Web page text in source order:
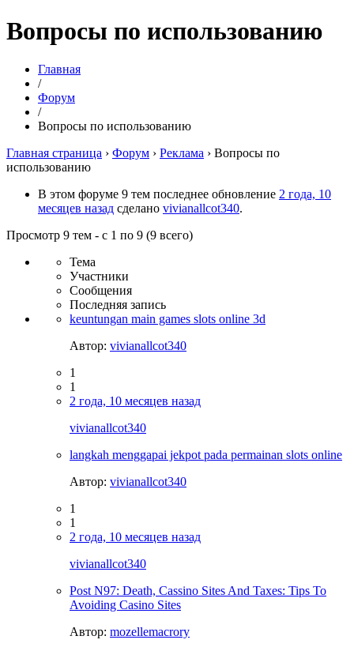
Вопросы по использованию
Главная
/
Форум
/
Вопросы по использованию
Главная страница › Форум › Реклама › Вопросы по
использованию
В этом форуме 9 тем последнее обновление 2 года, 10
месяцев назад сделано vivianallcot340.
Просмотр 9 тем - с 1 по 9 (9 всего)
Тема
Участники
Сообщения
Последняя запись
keuntungan main games slots online 3d
Автор: vivianallcot340
1
1
2 года, 10 месяцев назад
vivianallcot340
langkah menggapai jekpot pada permainan slots online
Автор: vivianallcot340
1
1
2 года, 10 месяцев назад
vivianallcot340
Post N97: Death, Cassino Sites And Taxes: Tips To
Avoiding Casino Sites
Автор: mozellemacrory